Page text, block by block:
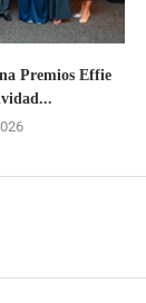
Premios Effie